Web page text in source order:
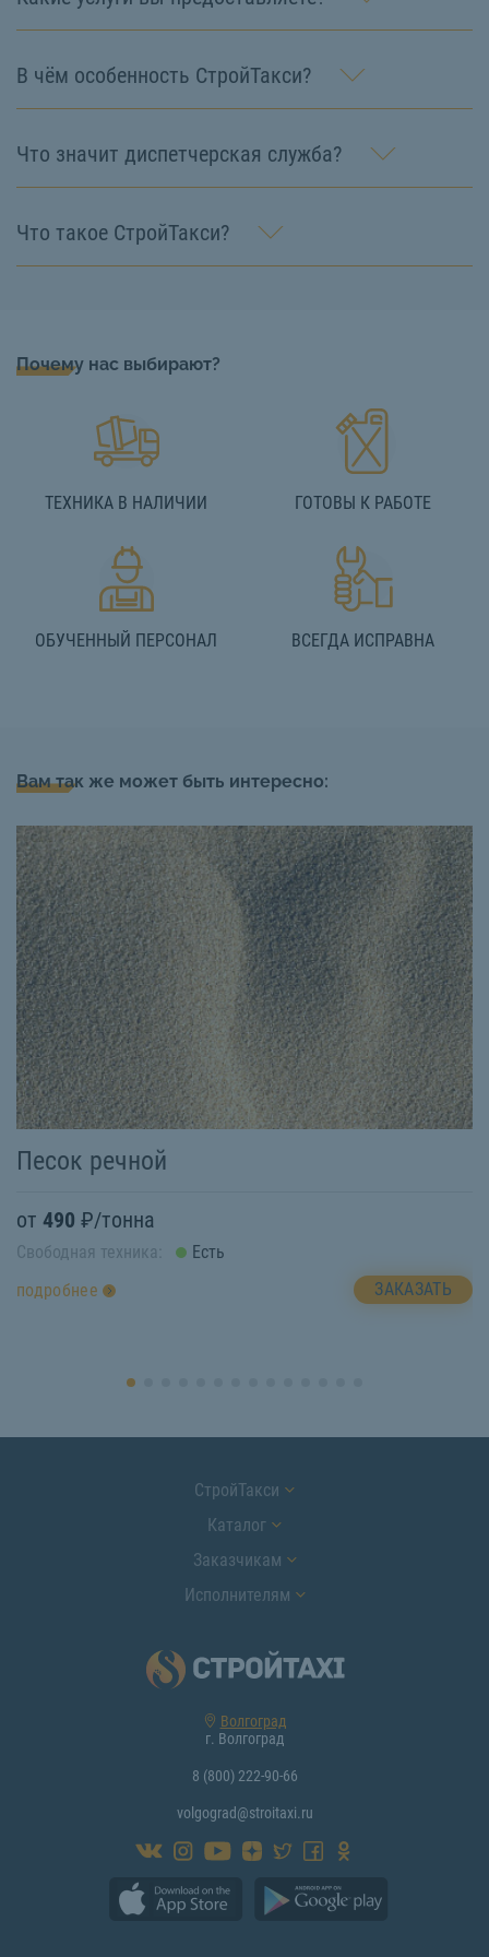
В чём особенность СтройТакси?
Что значит диспетчерская служба?
Что такое СтройТакси?
Почему нас выбирают?
ТЕХНИКА В НАЛИЧИИ ГОТОВЫ К РАБОТЕ
ОБУЧЕННЫЙ ПЕРСОНАЛ ВСЕГДА ИСПРАВНА
Вам так же может быть интересно:
Песок речной
от 490 ₽/тонна
Свободная техника:
Есть
подробнее
ЗАКАЗАТЬ
СтройТакси
Каталог
Заказчикам
Исполнителям
Волгоград
г. Волгоград
8 (800) 222-90-66
volgograd@stroitaxi.ru